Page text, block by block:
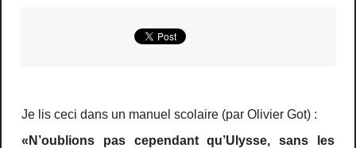
Je lis ceci dans un manuel scolaire (par Olivier Got) :
«N’oublions pas cependant qu’Ulysse, sans les